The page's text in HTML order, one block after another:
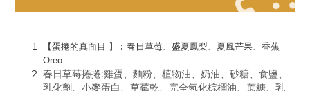
【蛋捲的真面目 】︰春日草莓、盛夏鳳梨、夏風芒果、香蕉
Oreo
春日草莓捲捲:雞蛋、麵粉、植物油、奶油、砂糖、食鹽、
乳化劑、小麥蛋白、草莓乾、完全氫化棕櫚油、蔗糖、乳